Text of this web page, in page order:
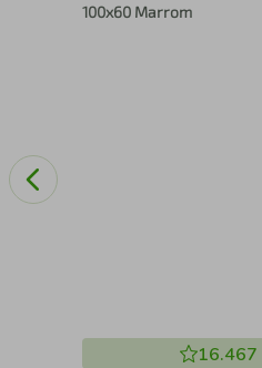
100x60 Marrom
16.467